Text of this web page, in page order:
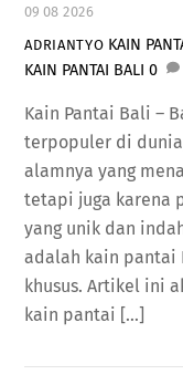
09 08 2026
ADRIANTYO KAIN
KAIN PANTAI BALI 0
Kain Pantai Bali –
terpopuler di
alamnya yang
tetapi juga karena
yang unik dan
adalah kain
khusus. Artikel ini
kain pantai […]